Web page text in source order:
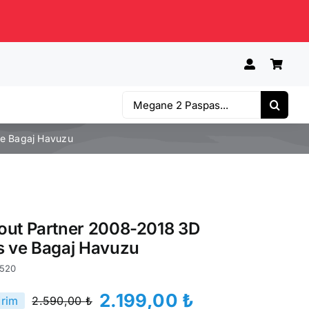
Ara:
Bagaj Havuzu
Partner 2008-2018 3D
ve Bagaj Havuzu
2.590,00₺ 2.199,00 ₺